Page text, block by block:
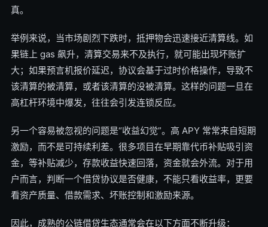
真。
举例来说，当市场剧烈下跌时，抵押物会迅速接近清算线。如
果链上 gas 飙升，清算交易来不及执行，就可能出现坏账扩
大；如果预言机报价延迟，协议会基于过时价格操作，导致不
该清算的被清算，或者该清算的没被清算。这样的问题一旦在
高杠杆环境中爆发，往往会引发连锁反应。
另一个容易被忽视的问题是“收益幻觉”。高 APY 常常来自短期
激励，而不是可持续利差。很多项目在早期靠代币补贴吸引资
金，等补贴减少，存款收益快速回落，资金就会外流。对于用
户而言，判断一个借贷协议是否健康，不能只看收益率，更要
看资产质量、借款需求、坏账控制和激励来源。
因此，成熟的公链借贷生态通常会在以下方面不断升级：